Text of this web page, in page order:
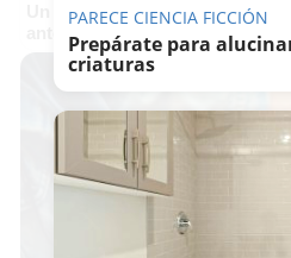
Un verdadero MMORPG de la
antes, pero mejor!
PARECE CIENCIA FICCIÓN
Prepárate para
criaturas